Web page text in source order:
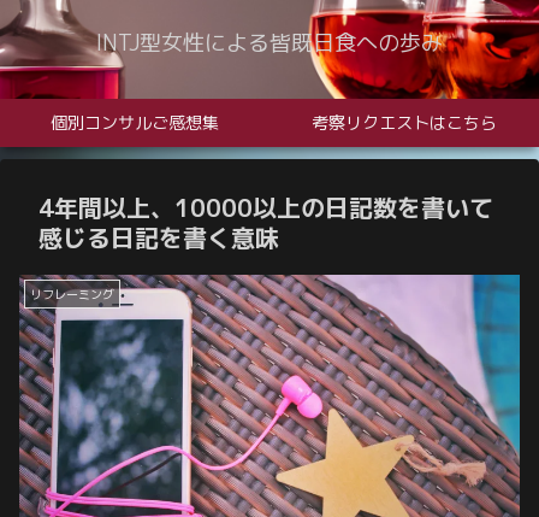
INTJ型女性による皆既日食への歩み
個別コンサルご感想集 考察リクエストはこちら
4年間以上、10000以上の日記数を書いて
感じる日記を書く意味
リフレーミング